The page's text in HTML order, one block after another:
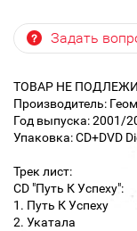
Задать
ТОВАР НЕ
Производитель:
Год выпуска: 2001/
Упаковка: CD+DVD
Трек лист:
CD "Путь К Успеху":
1. Путь К Успеху
2. Укатала